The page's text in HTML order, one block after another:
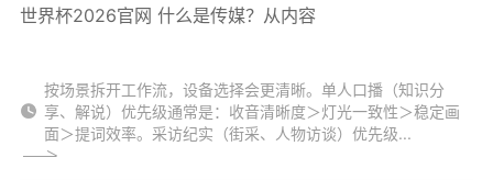
世界杯2026官网 什么是传媒？从内容
按场景拆开工作流，设备选择会更清晰。单人口播（知识分
享、解说）优先级通常是：收音清晰度＞灯光一致性＞稳定画
面＞提词效率。采访纪实（街采、人物访谈）优先级...